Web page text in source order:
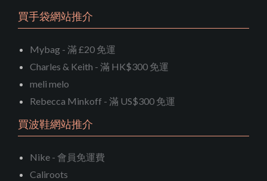
買手袋網站推介
Mybag - 滿 £20 免運
Charles & Keith - 滿 HK$300 免運
meli melo
Rebecca Minkoff - 滿 US$300 免運
買波鞋網站推介
Nike - 會員免運費
Caliroots